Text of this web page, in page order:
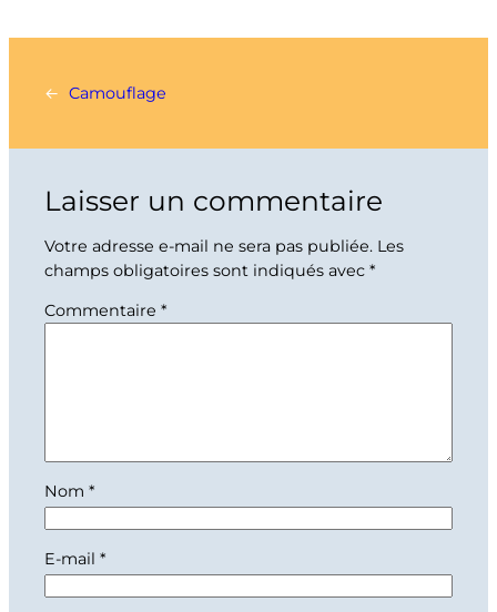
← Camouflage
Laisser un commentaire
Votre adresse e-mail ne sera pas publiée. Les
champs obligatoires sont indiqués avec *
Commentaire *
Nom *
E-mail *